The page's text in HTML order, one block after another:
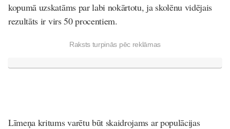
kopumā uzskatāms par labi nokārtotu, ja skolēnu vidējais
rezultāts ir virs 50 procentiem.
Raksts turpinās pēc reklāmas
Līmeņa kritums varētu būt skaidrojams ar populācijas